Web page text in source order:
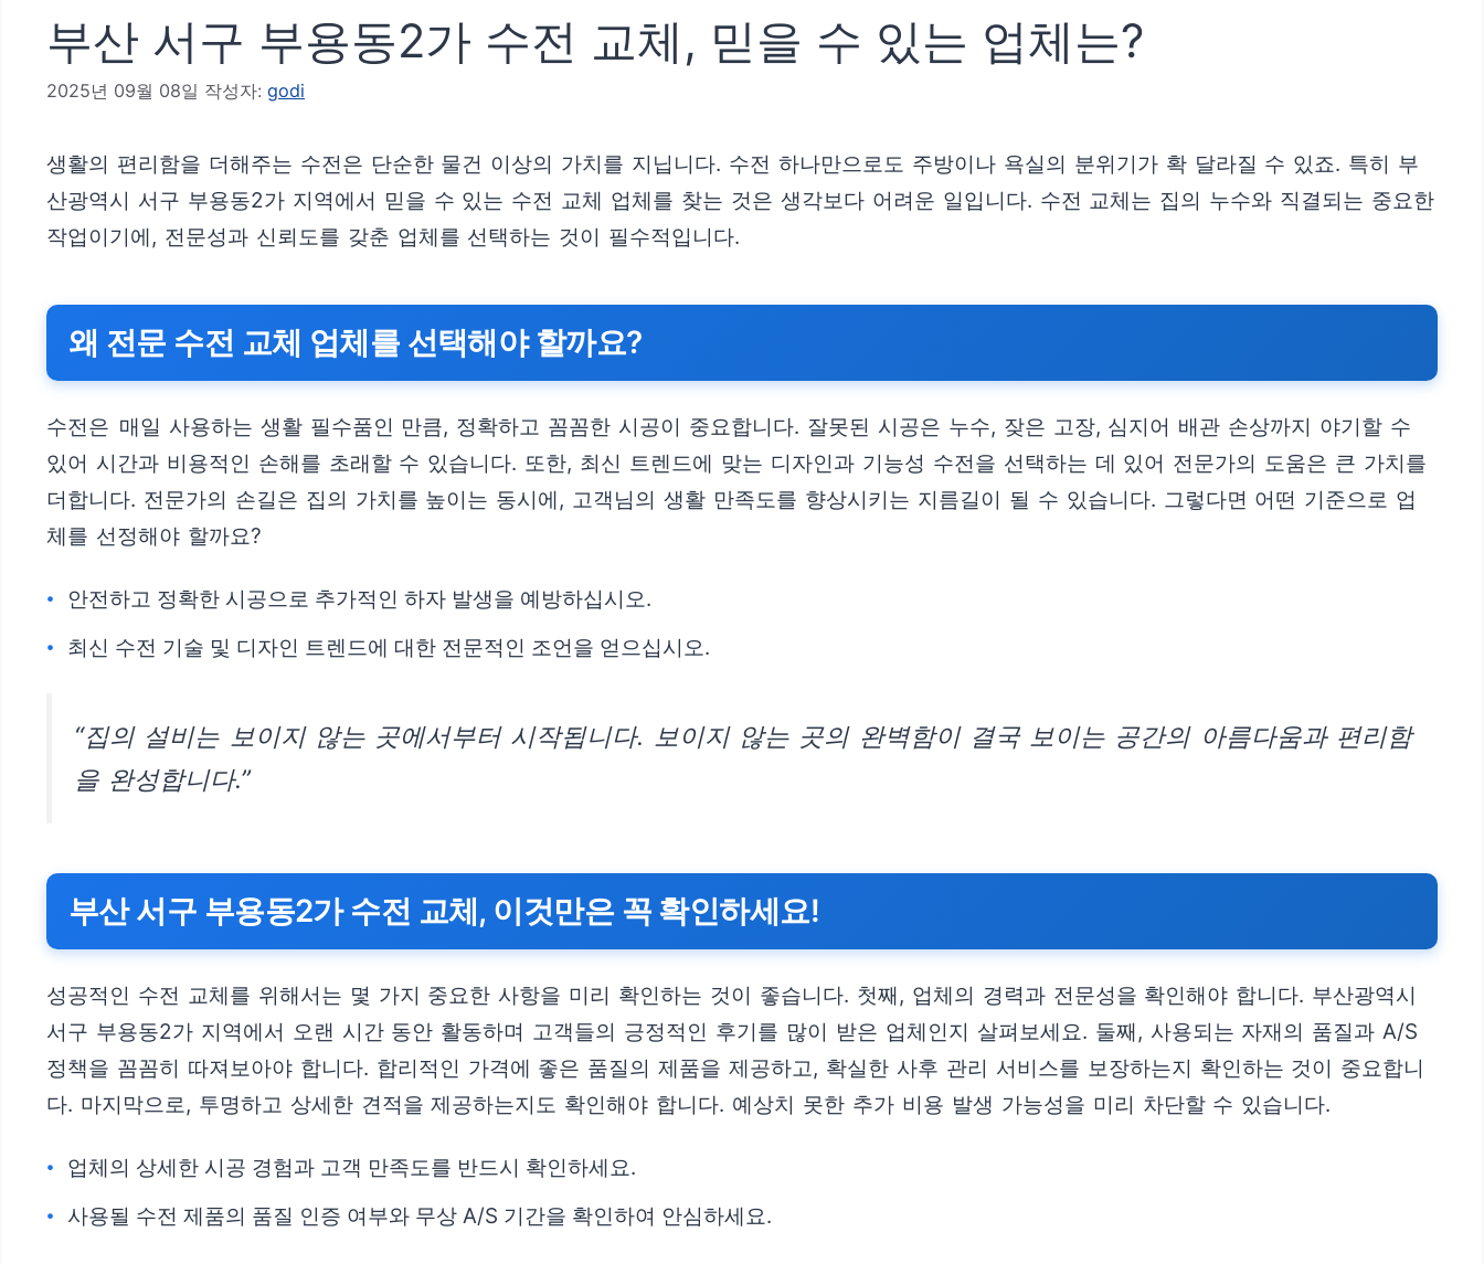
부산 서구 부용동2가 수전 교체, 믿을 수 있는 업체는?
2025년 09월 08일 작성자: godi
생활의 편리함을 더해주는 수전은 단순한 물건 이상의 가치를 지닙니다. 수전 하나만으로도 주방이나 욕실의 분위기가 확 달라질 수 있죠. 특히 부
산광역시 서구 부용동2가 지역에서 믿을 수 있는 수전 교체 업체를 찾는 것은 생각보다 어려운 일입니다. 수전 교체는 집의 누수와 직결되는 중요한
작업이기에, 전문성과 신뢰도를 갖춘 업체를 선택하는 것이 필수적입니다.
왜 전문 수전 교체 업체를 선택해야 할까요?
수전은 매일 사용하는 생활 필수품인 만큼, 정확하고 꼼꼼한 시공이 중요합니다. 잘못된 시공은 누수, 잦은 고장, 심지어 배관 손상까지 야기할 수
있어 시간과 비용적인 손해를 초래할 수 있습니다. 또한, 최신 트렌드에 맞는 디자인과 기능성 수전을 선택하는 데 있어 전문가의 도움은 큰 가치를
더합니다. 전문가의 손길은 집의 가치를 높이는 동시에, 고객님의 생활 만족도를 향상시키는 지름길이 될 수 있습니다. 그렇다면 어떤 기준으로 업
체를 선정해야 할까요?
안전하고 정확한 시공으로 추가적인 하자 발생을 예방하십시오.
최신 수전 기술 및 디자인 트렌드에 대한 전문적인 조언을 얻으십시오.
“집의 설비는 보이지 않는 곳에서부터 시작됩니다. 보이지 않는 곳의 완벽함이 결국 보이는 공간의 아름다움과 편리함
을 완성합니다.”
부산 서구 부용동2가 수전 교체, 이것만은 꼭 확인하세요!
성공적인 수전 교체를 위해서는 몇 가지 중요한 사항을 미리 확인하는 것이 좋습니다. 첫째, 업체의 경력과 전문성을 확인해야 합니다. 부산광역시
서구 부용동2가 지역에서 오랜 시간 동안 활동하며 고객들의 긍정적인 후기를 많이 받은 업체인지 살펴보세요. 둘째, 사용되는 자재의 품질과 A/S
정책을 꼼꼼히 따져보아야 합니다. 합리적인 가격에 좋은 품질의 제품을 제공하고, 확실한 사후 관리 서비스를 보장하는지 확인하는 것이 중요합니
다. 마지막으로, 투명하고 상세한 견적을 제공하는지도 확인해야 합니다. 예상치 못한 추가 비용 발생 가능성을 미리 차단할 수 있습니다.
업체의 상세한 시공 경험과 고객 만족도를 반드시 확인하세요.
사용될 수전 제품의 품질 인증 여부와 무상 A/S 기간을 확인하여 안심하세요.